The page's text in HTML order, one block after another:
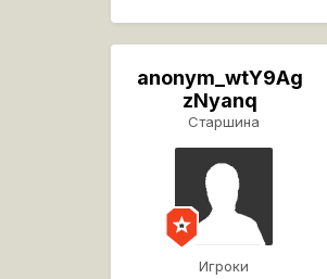
anonym_wtY9Ag
zNyanq
Старшина
Игроки